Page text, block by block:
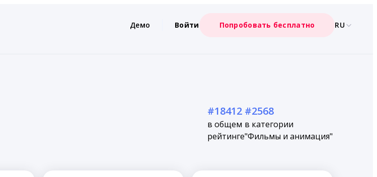
Демо Войти Попробовать бесплатно RU
#18412
в общем
рейтинге
#2568
в категории
"Фильмы и анимация"